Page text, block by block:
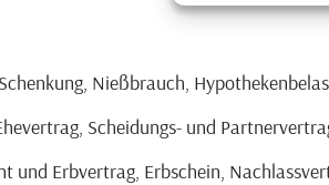
Nießbrauch,
Scheidungs- und
und Erbvertrag, Erbschein,